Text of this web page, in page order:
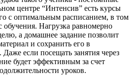
центре “Интенсив” есть курсы
с оптимальным расписанием, в том
Нагрузка равномерно
а домашнее задание позволит
и сохранить его в
если посещать занятия через
будет эффективным за счет
уроков.